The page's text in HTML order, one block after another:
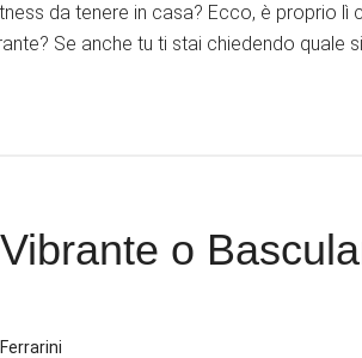
da tenere in casa? Ecco, è proprio lì
Se anche tu ti stai chiedendo quale
o